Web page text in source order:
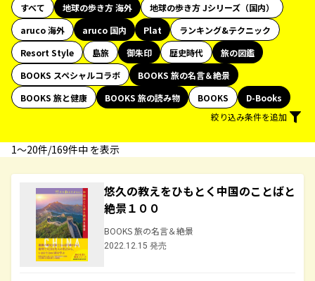
すべて 地球の歩き方 海外
地球の歩き方 Jシリーズ（国内）
aruco 海外
aruco 国内 Plat
ランキング&テクニック
Resort Style
島旅 御朱印 歴史時代
旅の図鑑
BOOKS スペシャルコラボ
BOOKS 旅の名言＆絶景
BOOKS 旅と健康
BOOKS 旅の読み物 BOOKS
D-Books
絞り込み条件を追加
1〜20件/169件中 を表示
悠久の教えをひもとく中国のことばと
絶景１００
BOOKS 旅の名言＆絶景
2022.12.15 発売